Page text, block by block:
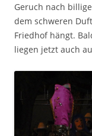
Geruch nach
dem schweren
Friedhof hängt.
liegen jetzt auch